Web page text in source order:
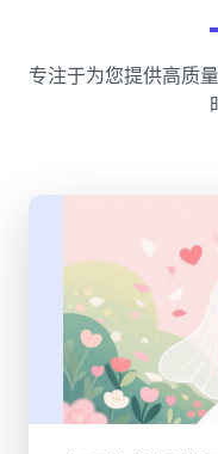
专注于为您提供高质